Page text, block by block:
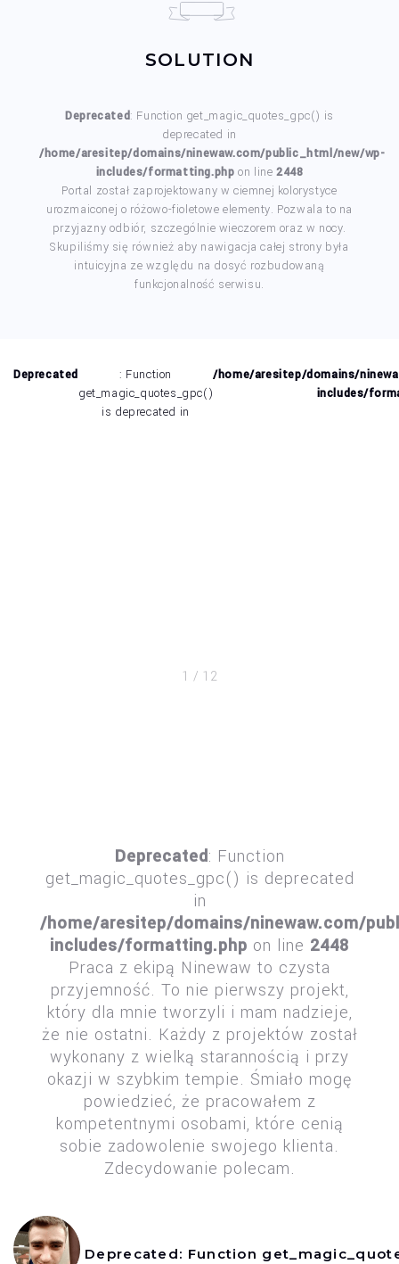
SOLUTION
Deprecated: Function get_magic_quotes_gpc() is
deprecated in
/home/aresitep/domains/ninewaw.com/public_html/new/wp-
includes/formatting.php on line 2448
Portal został zaprojektowany w ciemnej kolorystyce
urozmaiconej o różowo-fioletowe elementy. Pozwala to na
przyjazny odbiór, szczególnie wieczorem oraz w nocy.
Skupiliśmy się również aby nawigacja całej strony była
intuicyjna ze względu na dosyć rozbudowaną
funkcjonalność serwisu.
Deprecated
: Function
get_magic_quotes_gpc()
is deprecated in
/home/aresitep/domains/
includes/
1 / 12
Deprecated: Function
get_magic_quotes_gpc() is deprecated
in
/home/aresitep/domains/ninewaw.com/
includes/formatting.php on line 2448
Praca z ekipą Ninewaw to czysta
przyjemność. To nie pierwszy projekt,
który dla mnie tworzyli i mam nadzieje,
że nie ostatni. Każdy z projektów został
wykonany z wielką starannością i przy
okazji w szybkim tempie. Śmiało mogę
powiedzieć, że pracowałem z
kompetentnymi osobami, które cenią
sobie zadowolenie swojego klienta.
Zdecydowanie polecam.
Deprecated: Function